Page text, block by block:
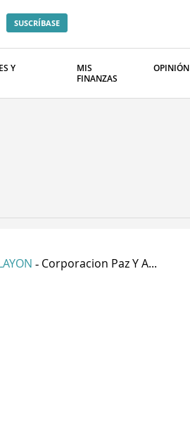
SUSCRÍBASE
Y
MIS
FINANZAS
OPINIÓN
- Corporacion Paz Y A...